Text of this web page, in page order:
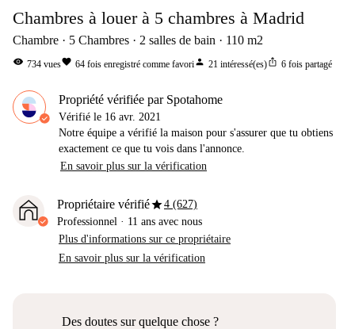
Chambres à louer à 5 chambres à Madrid
Chambre 5 Chambres 2 salles de bain 110 m2
visibility 734 vuesfavorite 64 fois enregistré comme favoriperson 21 intéressé(es)ios_share 6 fois partagé
Propriété vérifiée par Spotahome
Vérifié le 16 avr. 2021
Notre équipe a vérifié la maison pour s'assurer que tu obtiens
exactement ce que tu vois dans l'annonce.
En savoir plus sur la vérification
Propriétaire vérifiéstar4 (627)
Professionnel · 11 ans avec nous
Plus d'informations sur ce propriétaire
En savoir plus sur la vérification
Des doutes sur quelque chose ?